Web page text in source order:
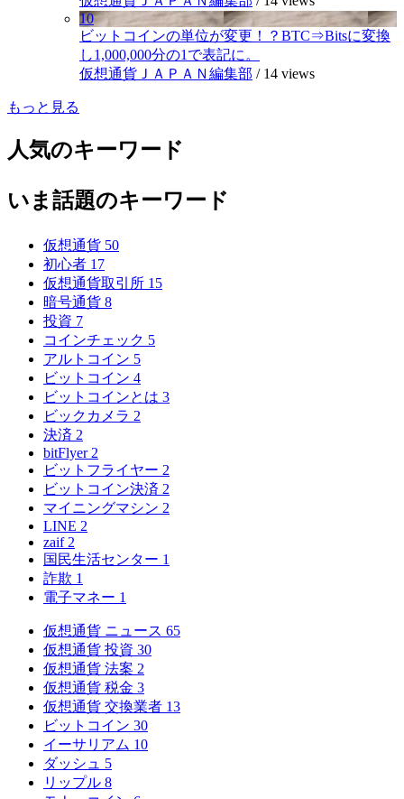
10
ビットコインの単位が変更！？BTC⇒Bitsに変換
し1,000,000分の1で表記に。
仮想通貨ＪＡＰＡＮ編集部 / 14 views
もっと見る
人気のキーワード
いま話題のキーワード
仮想通貨 50
初心者 17
仮想通貨取引所 15
暗号通貨 8
投資 7
コインチェック 5
アルトコイン 5
ビットコイン 4
ビットコインとは 3
ビックカメラ 2
決済 2
bitFlyer 2
ビットフライヤー 2
ビットコイン決済 2
マイニングマシン 2
LINE 2
zaif 2
国民生活センター 1
詐欺 1
電子マネー 1
仮想通貨 ニュース 65
仮想通貨 投資 30
仮想通貨 法案 2
仮想通貨 税金 3
仮想通貨 交換業者 13
ビットコイン 30
イーサリアム 10
ダッシュ 5
リップル 8